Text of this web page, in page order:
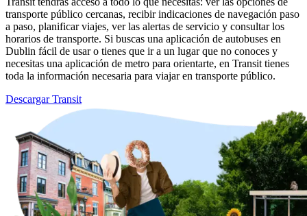
transporte público cercanas, recibir indicaciones de navegación paso
a paso, planificar viajes, ver las alertas de servicio y consultar los
horarios de transporte. Si buscas una aplicación de autobuses en
Dublin fácil de usar o tienes que ir a un lugar que no conoces y
necesitas una aplicación de metro para orientarte, en Transit tienes
toda la información necesaria para viajar en transporte público.
Descargar Transit